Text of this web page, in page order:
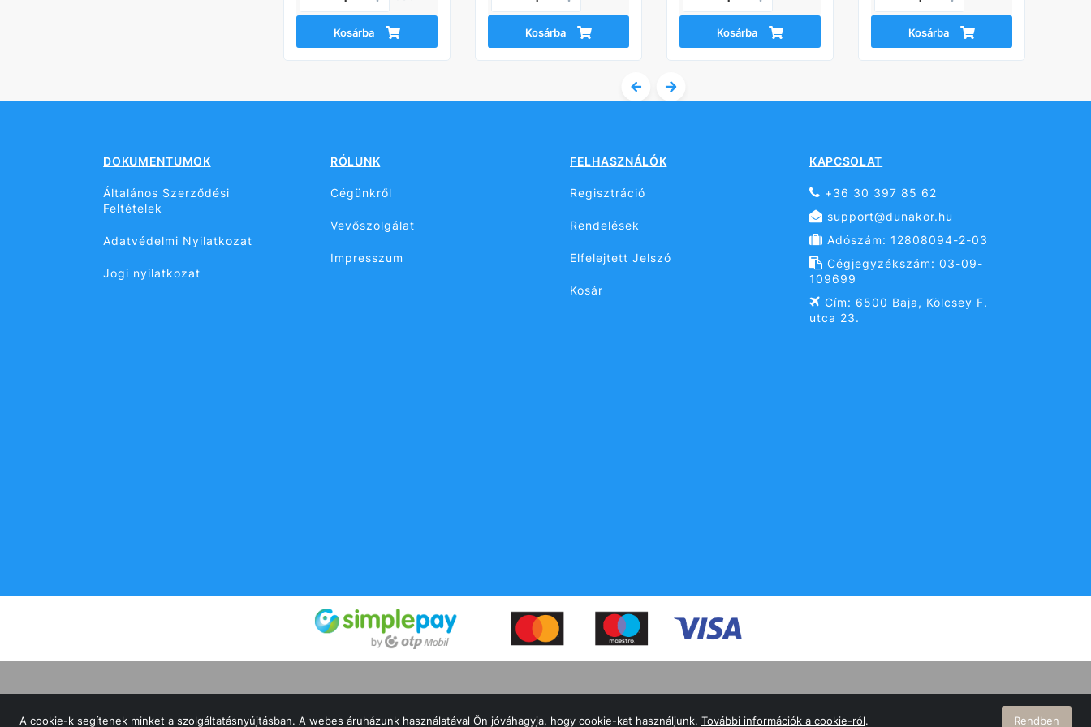
A cookie-k segítenek minket a szolgáltatásnyújtásban. A webes áruházunk használatával Ön jóváhagyja, hogy cookie-kat használjunk. További információk a cookie-ról. Rendben
Kosárba Kosárba Kosárba Kosárba
DOKUMENTUMOK
Általános Szerződési
Feltételek
Adatvédelmi Nyilatkozat
Jogi nyilatkozat
RÓLUNK
Cégünkről
Vevőszolgálat
Impresszum
FELHASZNÁLÓK
Regisztráció
Rendelések
Elfelejtett Jelszó
Kosár
KAPCSOLAT
+36 30 397 85 62
support@dunakor.hu
Adószám: 12808094-2-03
Cégjegyzékszám: 03-09-
109699
Cím: 6500 Baja, Kölcsey F.
utca 23.
Oldalt készítette: Vector Kft.